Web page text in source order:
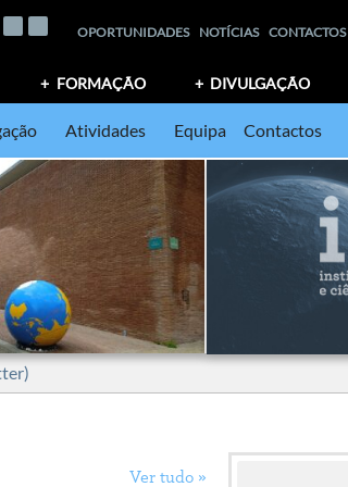
OPORTUNIDADES NOTÍCIAS CONTACTOS
FORMAÇÃO DIVULGAÇÃO
Atividades Equipa Contactos
Ver tudo »